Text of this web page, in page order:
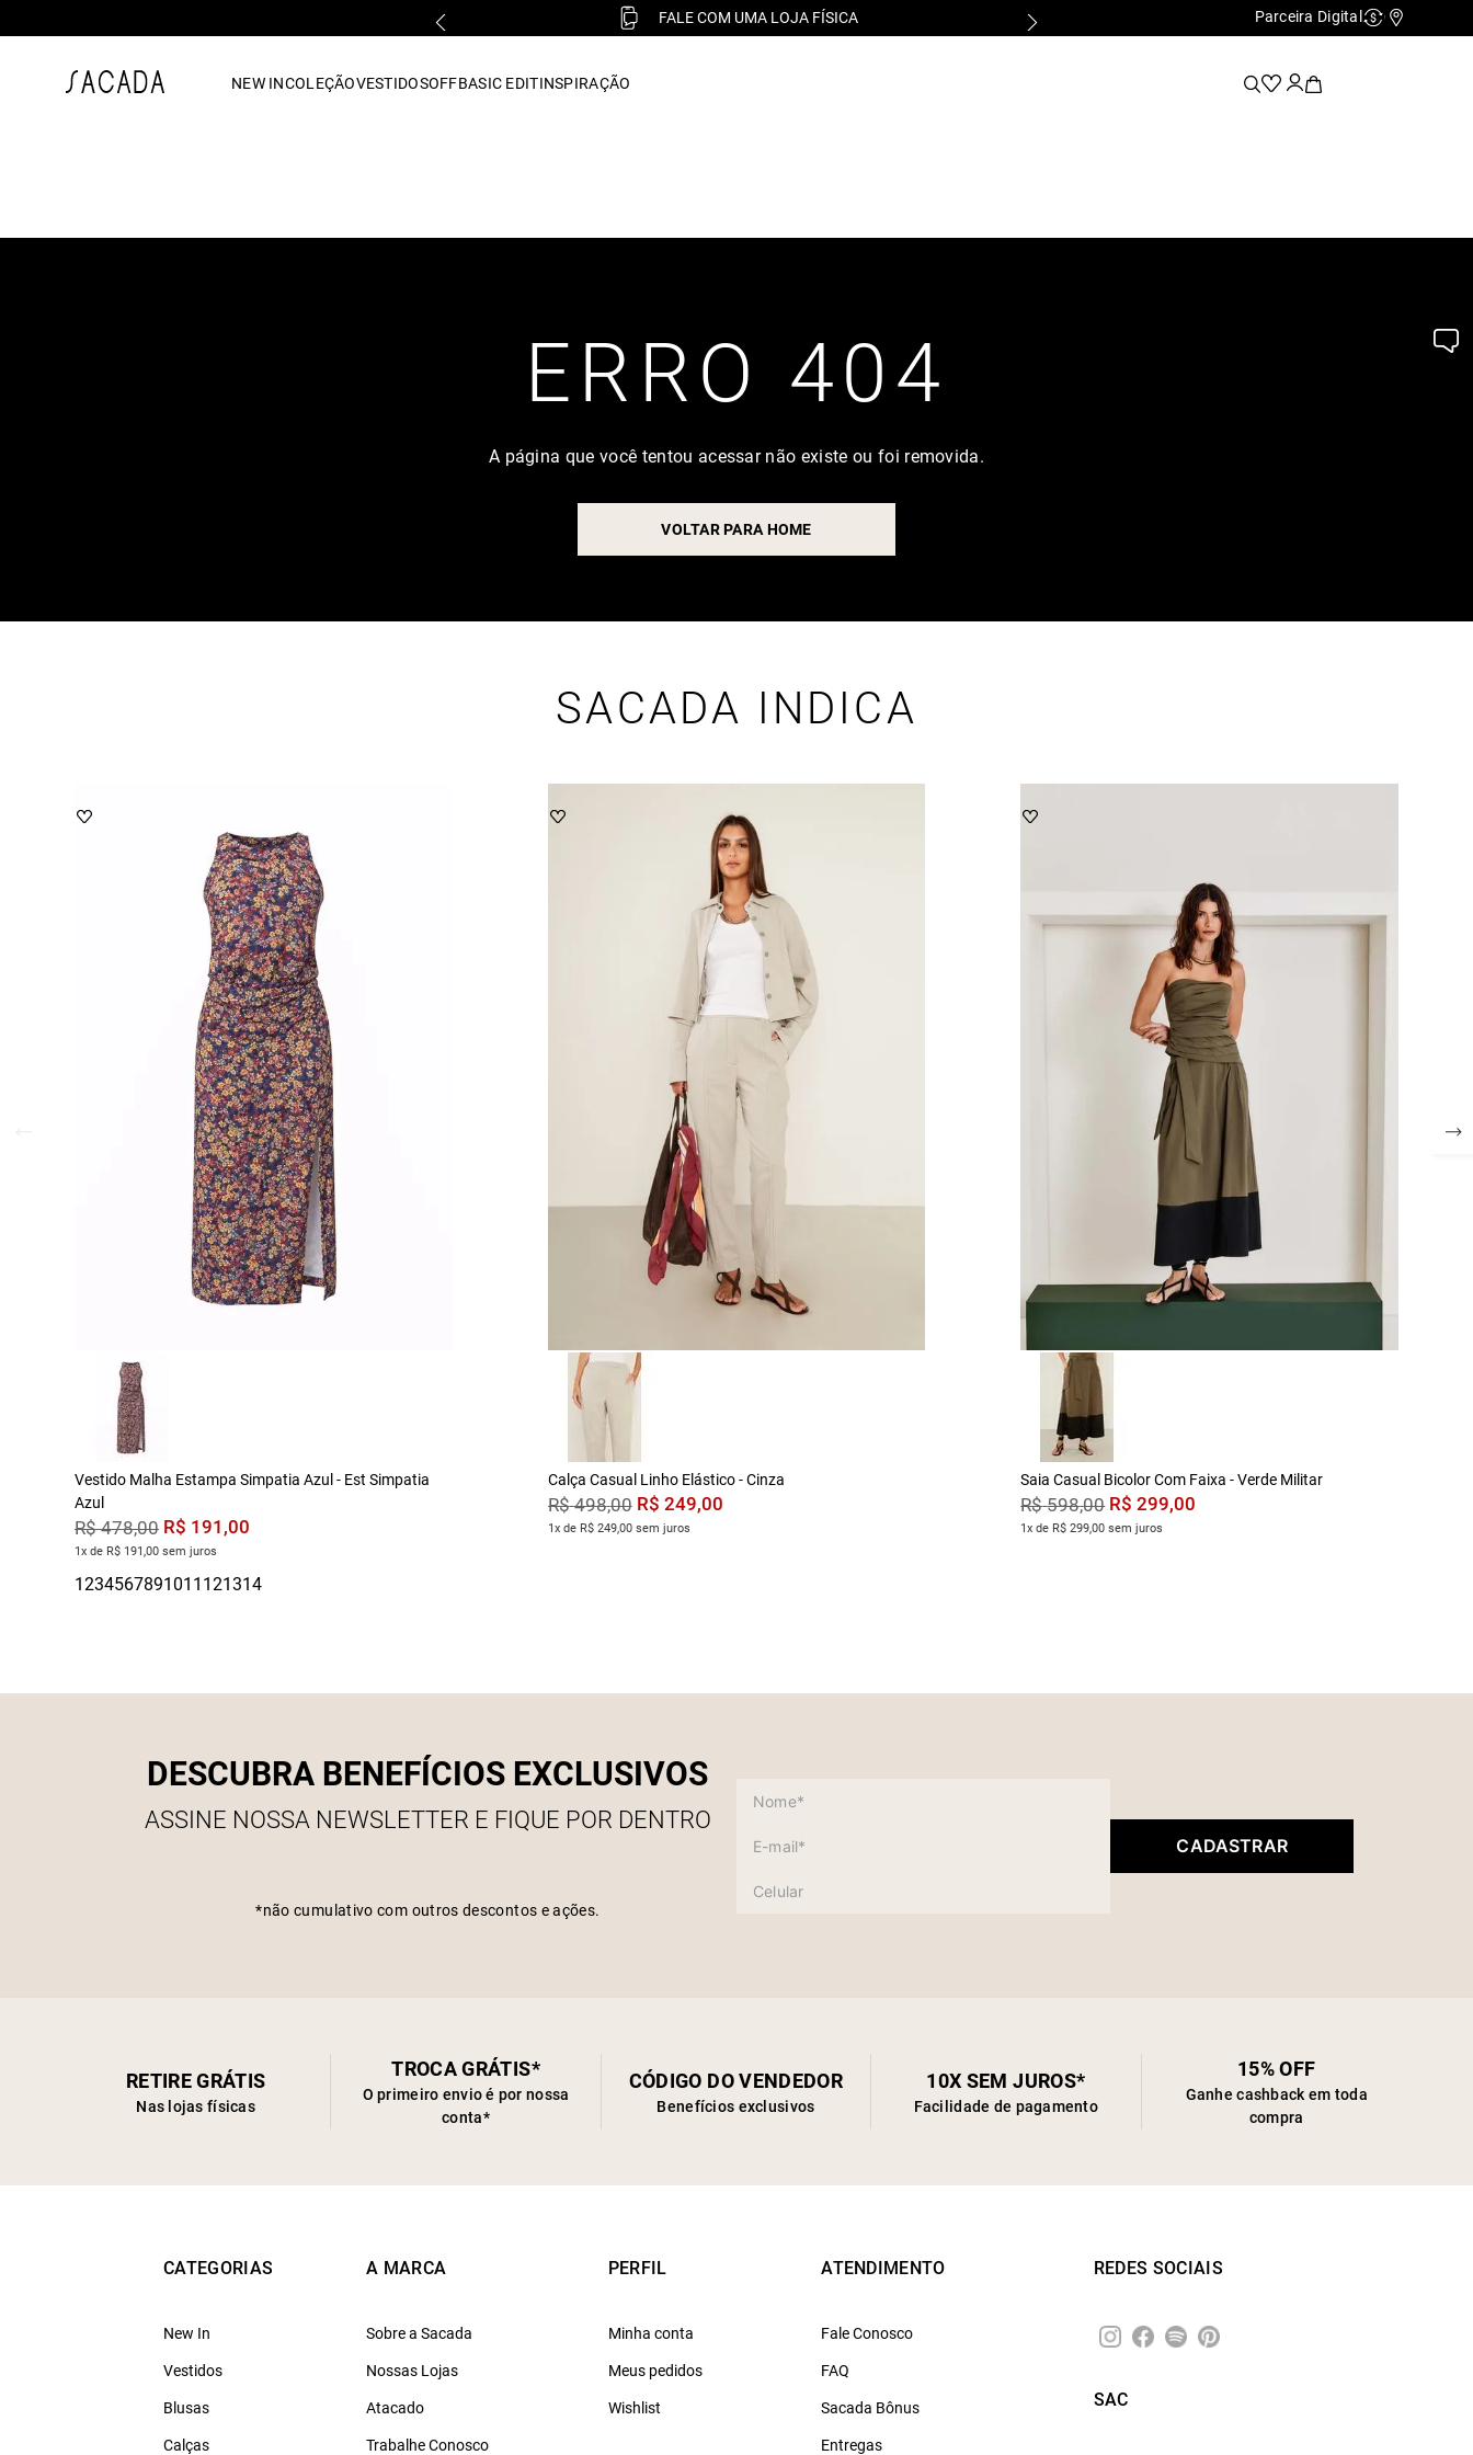
FALE COM UMA LOJA FÍSICA Parceira Digital Cashback
NEW INCOLEÇÃOVESTIDOSOFFBASIC EDITINSPIRAÇÃO
ERRO 404
A página que você tentou acessar não existe ou foi removida.
VOLTAR PARA HOME
SACADA INDICA
Vestido Malha Estampa Simpatia Azul - Est Simpatia
Azul
R$ 478,00 R$ 191 ,00
1x de R$ 191,00 sem juros
Calça Casual Linho Elástico - Cinza
R$ 498,00 R$ 249,00
1x de R$ 249,00 sem juros
Saia Casual Bicolor Com Faixa - Verde Militar
R$ 598,00 R$ 299,00
1x de R$ 299,00 sem juros
DESCUBRA BENEFÍCIOS EXCLUSIVOS
ASSINE NOSSA NEWSLETTER E FIQUE POR DENTRO
*não cumulativo com outros descontos e ações.
CADASTRAR
RETIRE GRÁTIS
Nas lojas físicas
TROCA GRÁTIS*
O primeiro envio é por nossa
conta*
CÓDIGO DO VENDEDOR
Benefícios exclusivos
10X SEM JUROS*
Facilidade de pagamento
15% OFF
Ganhe cashback em toda
compra
CATEGORIAS
New In
Vestidos
Blusas
Calças
A MARCA
Sobre a Sacada
Nossas Lojas
Atacado
Trabalhe Conosco
PERFIL
Minha conta
Meus pedidos
Wishlist
ATENDIMENTO
Fale Conosco
FAQ
Sacada Bônus
Entregas
REDES SOCIAIS
SAC
vestido midi
7º macacão